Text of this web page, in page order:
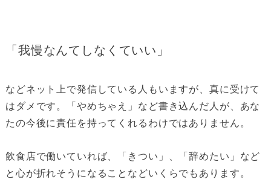
「我慢なんてしなくていい」
などネット上で発信している人もいますが、真に受けて
はダメです。「やめちゃえ」など書き込んだ人が、あな
たの今後に責任を持ってくれるわけではありません。
飲食店で働いていれば、「きつい」、「辞めたい」など
と心が折れそうになることなどいくらでもあります。